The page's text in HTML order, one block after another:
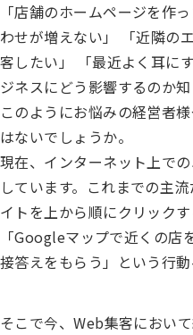
「店舗のホームページを作
わせが増えない」 「近隣の
客したい」 「最近よく耳に
ジネスにどう影響するのか知
このようにお悩みの経営者
はないでしょうか。
現在、インターネット上で
しています。これまでの主
イトを上から順にクリック
「Googleマップで近くの店
接答えをもらう」という行
そこで今、Web集客におい